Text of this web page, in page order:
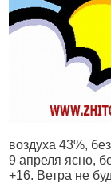
воздуха 43%,
9 апреля ясно,
+16. Ветра не